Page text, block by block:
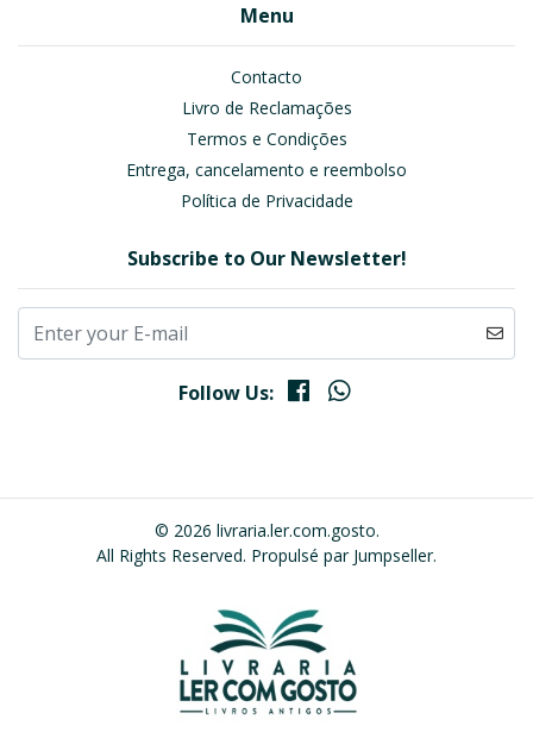
Menu
Contacto
Livro de Reclamações
Termos e Condições
Entrega, cancelamento e reembolso
Política de Privacidade
Subscribe to Our Newsletter!
Follow Us:
© 2026 livraria.ler.com.gosto.
All Rights Reserved. Propulsé par Jumpseller.